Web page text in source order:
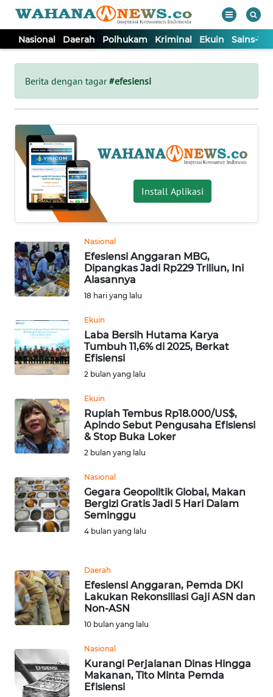
Nasional Daerah Polhukam Kriminal Ekuin Sains-
Berita dengan tagar#efesiensi
Install Aplikasi
Nasional
Efesiensi Anggaran MBG,
Dipangkas Jadi Rp229 Triliun, Ini
Alasannya
18 hari yang lalu
Ekuin
Laba Bersih Hutama Karya
Tumbuh 11,6% di 2025, Berkat
Efisiensi
2 bulan yang lalu
Ekuin
Rupiah Tembus Rp18.000/US$,
Apindo Sebut Pengusaha Efisiensi
& Stop Buka Loker
2 bulan yang lalu
Nasional
Gegara Geopolitik Global, Makan
Bergizi Gratis Jadi 5 Hari Dalam
Seminggu
4 bulan yang lalu
Daerah
Efesiensi Anggaran, Pemda DKI
Lakukan Rekonsiliasi Gaji ASN dan
Non-ASN
10 bulan yang lalu
Nasional
Kurangi Perjalanan Dinas Hingga
Makanan, Tito Minta Pemda
Efisiensi
Tutup
NASIONAL
DAERAH
POLHUKAM
KRIMINAL
EKUIN
SAINS-TEKNO
INTERNASIONAL
PENDIDIKAN
OLAHRAGA
OPINI
EDITORIAL
INDEKS
BERITA
KONTAK
INFO
IKLAN